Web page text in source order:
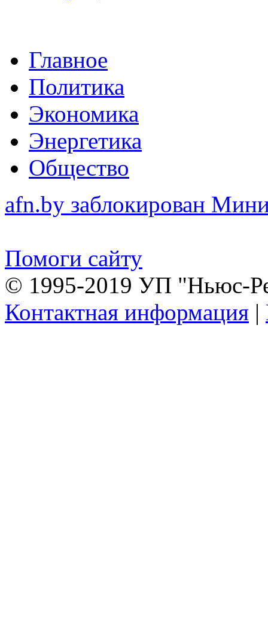
Главное
Политика
Экономика
Энергетика
Общество
afn.by заблокирован
Помоги сайту
© 1995-2019 УП "Ньюс-
Контактная информация |